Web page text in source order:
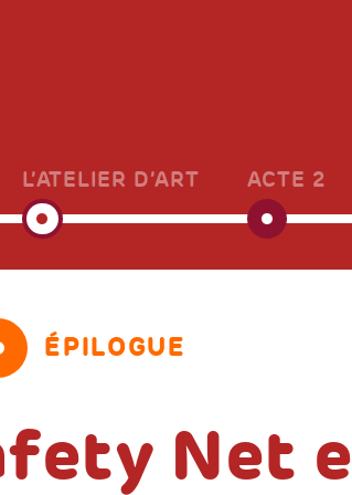
L’ATELIER D’ART ACTE 2
ÉPILOGUE
Net